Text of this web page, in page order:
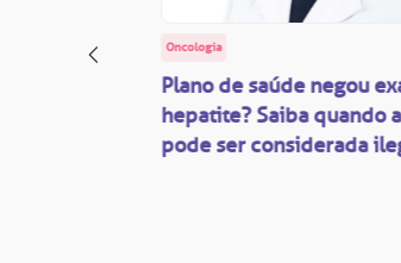
Oncologia
Plano de saúde negou
hepatite? Saiba quando
pode ser considerada